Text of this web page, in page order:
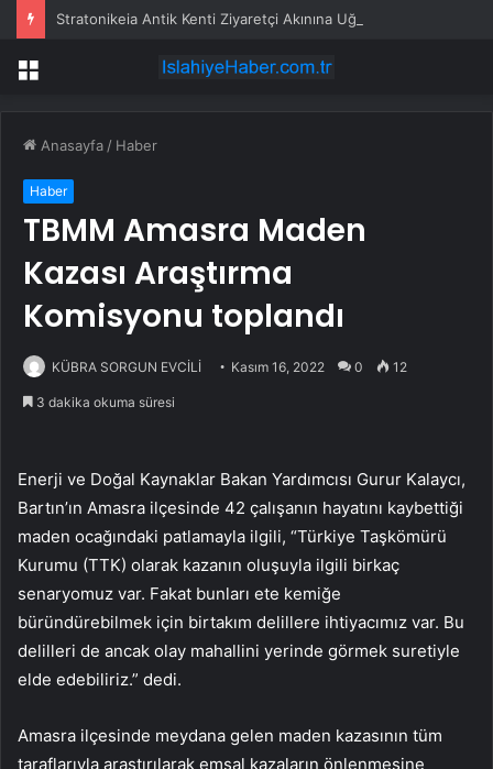
Stratonikeia Antik Kenti Ziyaretçi Akınına Uğradı
Menü
Anasayfa / Haber
Haber
TBMM Amasra Maden
Kazası Araştırma
Komisyonu toplandı
KÜBRA SORGUN EVCİLİ Kasım 16, 2022 0 12
3 dakika okuma süresi
Enerji ve Doğal Kaynaklar Bakan Yardımcısı Gurur Kalaycı,
Bartın’ın Amasra ilçesinde 42 çalışanın hayatını kaybettiği
maden ocağındaki patlamayla ilgili, “Türkiye Taşkömürü
Kurumu (TTK) olarak kazanın oluşuyla ilgili birkaç
senaryomuz var. Fakat bunları ete kemiğe
büründürebilmek için birtakım delillere ihtiyacımız var. Bu
delilleri de ancak olay mahallini yerinde görmek suretiyle
elde edebiliriz.” dedi.
Amasra ilçesinde meydana gelen maden kazasının tüm
taraflarıyla araştırılarak emsal kazaların önlenmesine